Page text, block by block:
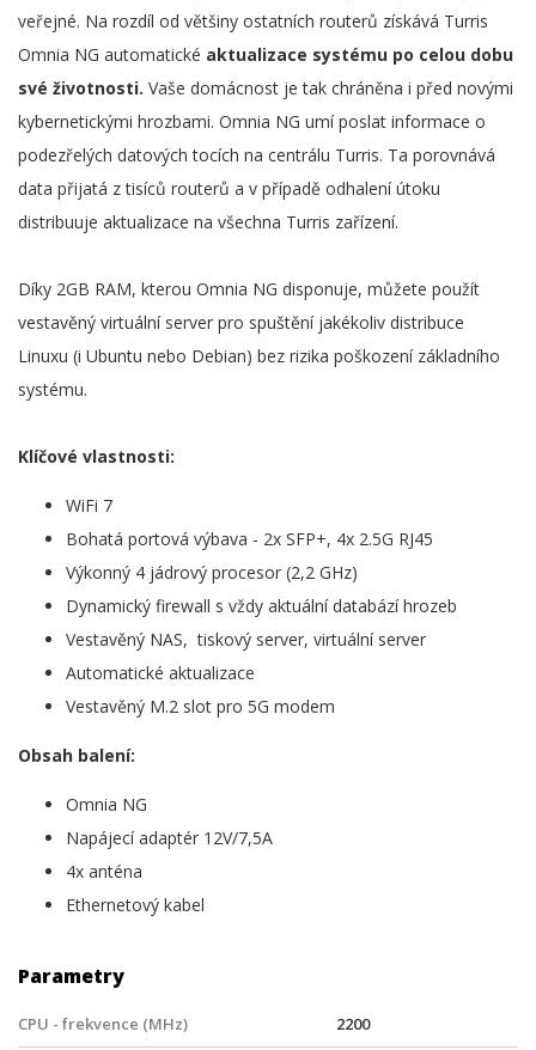
veřejné. Na rozdíl od většiny ostatních routerů získává Turris
Omnia NG automatické aktualizace systému po celou dobu
své životnosti. Vaše domácnost je tak chráněna i před novými
kybernetickými hrozbami. Omnia NG umí poslat informace o
podezřelých datových tocích na centrálu Turris. Ta porovnává
data přijatá z tisíců routerů a v případě odhalení útoku
distribuuje aktualizace na všechna Turris zařízení.
Díky 2GB RAM, kterou Omnia NG disponuje, můžete použít
vestavěný virtuální server pro spuštění jakékoliv distribuce
Linuxu (i Ubuntu nebo Debian) bez rizika poškození základního
systému.
Klíčové vlastnosti:
WiFi 7
Bohatá portová výbava - 2x SFP+, 4x 2.5G RJ45
Výkonný 4 jádrový procesor (2,2 GHz)
Dynamický firewall s vždy aktuální databází hrozeb
Vestavěný NAS, tiskový server, virtuální server
Automatické aktualizace
Vestavěný M.2 slot pro 5G modem
Obsah balení:
Omnia NG
Napájecí adaptér 12V/7,5A
4x anténa
Ethernetový kabel
Parametry
CPU - frekvence (MHz) 2200